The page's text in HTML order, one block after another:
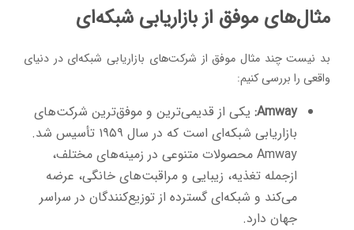
مثال‌های موفق از بازاریابی شبکه‌ای
بد نیست چند مثال موفق از شرکت‌های بازاریابی شبکه‌ای در دنیای
واقعی را بررسی کنیم:
Amway: یکی از قدیمی‌ترین و موفق‌ترین شرکت‌های
بازاریابی شبکه‌ای است که در سال ۱۹۵۹ تأسیس شد.
Amway محصولات متنوعی در زمینه‌های مختلف،
ازجمله تغذیه، زیبایی و مراقبت‌های خانگی، عرضه
می‌کند و شبکه‌ای گسترده از توزیع‌کنندگان در سراسر
جهان دارد.